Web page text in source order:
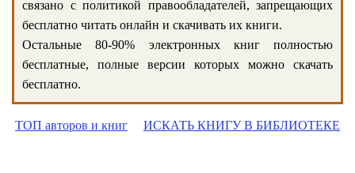
связано с политикой правообладателей, запрещающих
бесплатно читать онлайн и скачивать их книги.
Остальные 80-90% электронных книг полностью
бесплатные, полные версии которых можно скачать
бесплатно.
ТОП авторов и книг ИСКАТЬ КНИГУ В БИБЛИОТЕКЕ